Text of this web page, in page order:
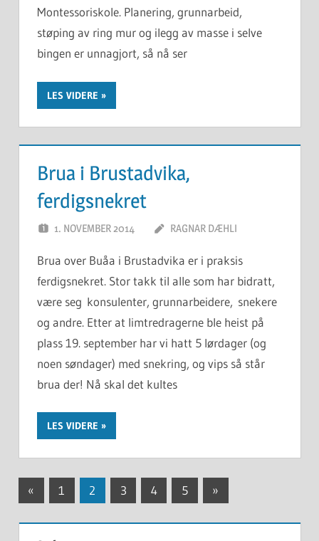
Montessoriskole. Planering, grunnarbeid,
støping av ring mur og ilegg av masse i selve
bingen er unnagjort, så nå ser
LES VIDERE
Brua i Brustadvika,
ferdigsnekret
1. NOVEMBER 2014 RAGNAR DÆHLI
Brua over Buåa i Brustadvika er i praksis
ferdigsnekret. Stor takk til alle som har bidratt,
være seg konsulenter, grunnarbeidere, snekere
og andre. Etter at limtredragerne ble heist på
plass 19. september har vi hatt 5 lørdager (og
noen søndager) med snekring, og vips så står
brua der! Nå skal det kultes
LES VIDERE
Innleggnavigasjon
« Previous
1 2 3 4 5
Next
»